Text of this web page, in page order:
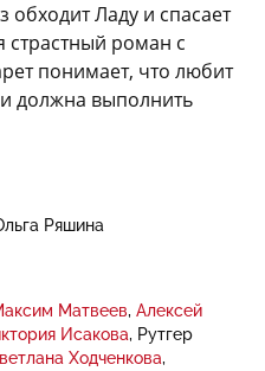
Ладу и спасает
страстный роман с
понимает, что любит
должна выполнить
Ряшина
Матвеев Алексей
Исакова Рутгер
Ходченкова